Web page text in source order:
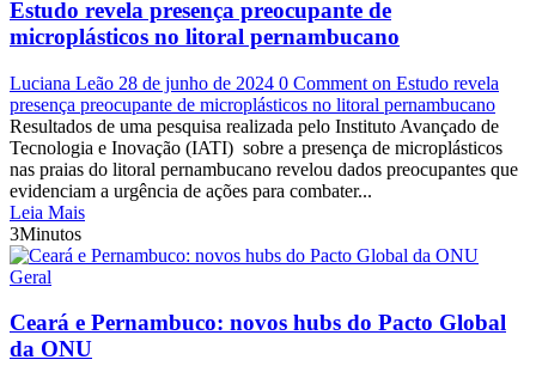
Estudo revela presença preocupante de
microplásticos no litoral pernambucano
Luciana Leão 28 de junho de 2024 0 Comment on Estudo revela
presença preocupante de microplásticos no litoral pernambucano
Resultados de uma pesquisa realizada pelo Instituto Avançado de
Tecnologia e Inovação (IATI) sobre a presença de microplásticos
nas praias do litoral pernambucano revelou dados preocupantes que
evidenciam a urgência de ações para combater...
Leia Mais
3Minutos
Geral
Ceará e Pernambuco: novos hubs do Pacto Global
da ONU